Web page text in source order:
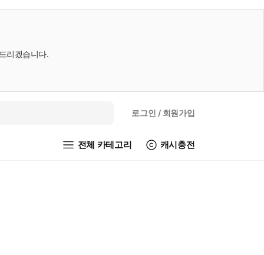
리겠습니다.
로그인 / 회원가입
전체 카테고리 캐시충전